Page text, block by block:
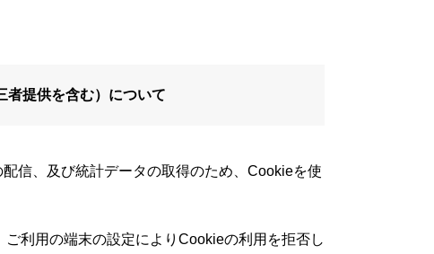
提供を含む）について
信、及び統計データの取得のため、Cookieを使
利用の端末の設定によりCookieの利用を拒否し